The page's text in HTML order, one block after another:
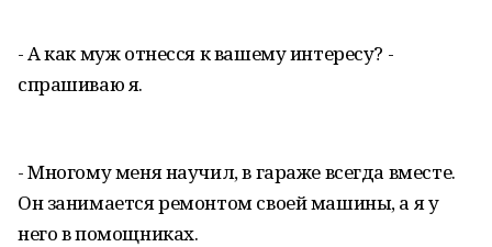
- А как муж отнесся к вашему интересу? -
спрашиваю я.
- Многому меня научил, в гараже всегда вместе.
Он занимается ремонтом своей машины, а я у
него в помощниках.